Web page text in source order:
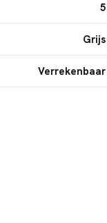
5
Grijs
Verrekenbaar